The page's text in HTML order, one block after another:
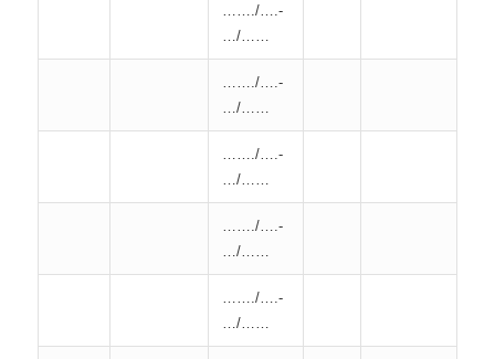
……./….-
…/……
……./….-
…/……
……./….-
…/……
……./….-
…/……
……./….-
…/……